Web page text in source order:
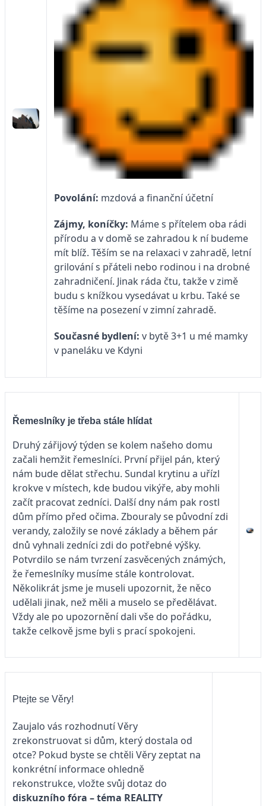
Povolání: mzdová a finanční účetní
Zájmy, koníčky: Máme s přítelem oba rádi
přírodu a v domě se zahradou k ní budeme
mít blíž. Těším se na relaxaci v zahradě, letní
grilování s přáteli nebo rodinou i na drobné
zahradničení. Jinak ráda čtu, takže v zimě
budu s knížkou vysedávat u krbu. Také se
těšíme na posezení v zimní zahradě.
Současné bydlení: v bytě 3+1 u mé mamky
v paneláku ve Kdyni
Řemeslníky je třeba stále hlídat
Druhý zářijový týden se kolem našeho domu
začali hemžit řemeslníci. První přijel pán, který
nám bude dělat střechu. Sundal krytinu a uřízl
krokve v místech, kde budou vikýře, aby mohli
začít pracovat zedníci. Další dny nám pak rostl
dům přímo před očima. Zbouraly se původní zdi
verandy, založily se nové základy a během pár
dnů vyhnali zedníci zdi do potřebné výšky.
Potvrdilo se nám tvrzení zasvěcených známých,
že řemeslníky musíme stále kontrolovat.
Několikrát jsme je museli upozornit, že něco
udělali jinak, než měli a muselo se předělávat.
Vždy ale po upozornění dali vše do pořádku,
takže celkově jsme byli s prací spokojeni.
Ptejte se Věry!
Zaujalo vás rozhodnutí Věry
zrekonstruovat si dům, který dostala od
otce? Pokud byste se chtěli Věry zeptat na
konkrétní informace ohledně
rekonstrukce, vložte svůj dotaz do
diskuzního fóra – téma REALITY